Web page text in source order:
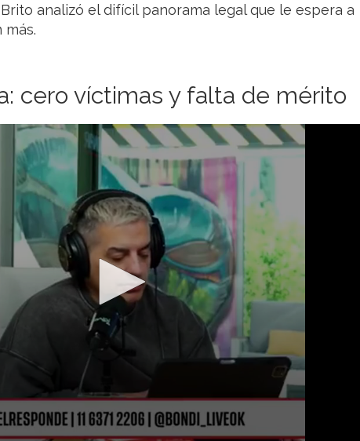
analizó el difícil panorama legal que le espera a
cero víctimas y falta de mérito